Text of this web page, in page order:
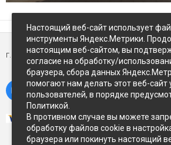
г. Петропавловск-Камчатский,ул
Настоящий веб-сайт использует
инструменты Яндекс.Метрики.
настоящим веб-сайтом, вы
согласие на обработку/
браузера, сбора данных
помогают нам делать этот веб-сайт
пользователей, в порядке
Политикой.
В противном случае вы можете
обработку файлов cookie в
браузера или покинуть настоящий